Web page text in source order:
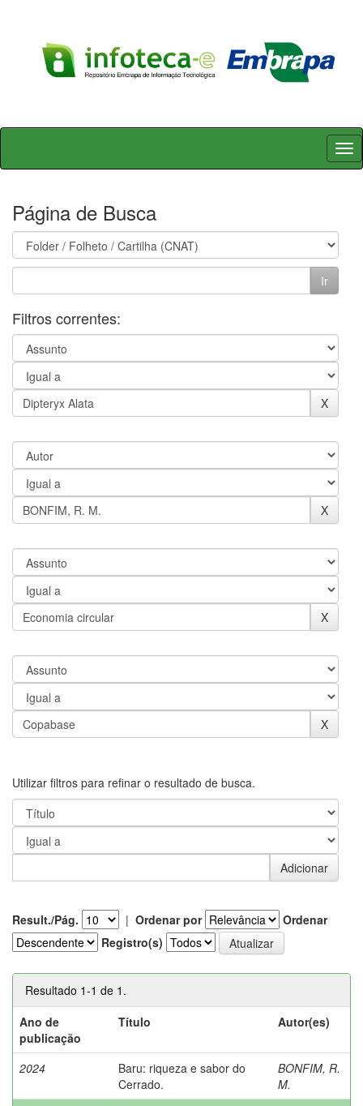
Skip
Página de Busca
Filtros correntes:
Utilizar filtros para refinar o resultado de busca.
Result./Pág. | Ordenar por
Ordenar
Registro(s)
Resultado 1-1 de 1.
Ano de
publicação
Título Autor(es)
2024
Baru: riqueza e sabor do
Cerrado.
BONFIM, R.
M.